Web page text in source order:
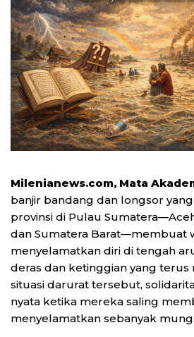
Milenianews.com, Mata
banjir bandang dan longsor
provinsi di Pulau
dan Sumatera Barat—membuat
menyelamatkan diri di tengah
deras dan ketinggian yang terus
situasi darurat tersebut,
nyata ketika mereka saling
menyelamatkan sebanyak